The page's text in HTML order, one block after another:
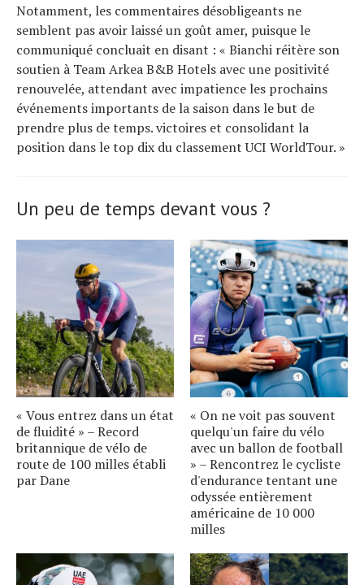
Notamment, les commentaires désobligeants ne
semblent pas avoir laissé un goût amer, puisque le
communiqué concluait en disant : « Bianchi réitère son
soutien à Team Arkea B&B Hotels avec une positivité
renouvelée, attendant avec impatience les prochains
événements importants de la saison dans le but de
prendre plus de temps. victoires et consolidant la
position dans le top dix du classement UCI WorldTour. »
Un peu de temps devant vous ?
« Vous entrez dans un état
de fluidité » – Record
britannique de vélo de
route de 100 milles établi
par Dane
« On ne voit pas souvent
quelqu'un faire du vélo
avec un ballon de football
» – Rencontrez le cycliste
d'endurance tentant une
odyssée entièrement
américaine de 10 000
milles